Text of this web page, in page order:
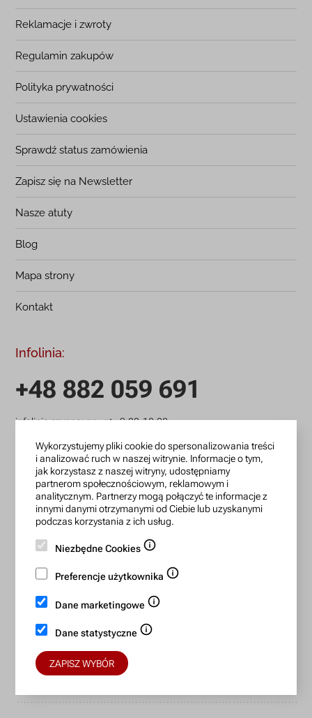
Reklamacje i zwroty
Regulamin zakupów
Polityka prywatności
Ustawienia cookies
Sprawdź status zamówienia
Zapisz się na Newsletter
Nasze atuty
Blog
Mapa strony
Kontakt
Infolinia:
+48 882 059 691
infolinia czynna: pn.-pt.: 9:00-18:00
zamowienia@lanotti.com
Pisząc w sprawie swojego zamówienia podaj w tytule
wiadomości numer, który otrzymałeś w potwierdzeniu.
BIC/SWIFT: BREXPLPWMBK
Bezpieczne płatności:
Wykorzystujemy pliki cookie do spersonalizowania treści
i analizować ruch w naszej witrynie. Informacje o tym,
jak korzystasz z naszej witryny, udostępniamy
partnerom społecznościowym, reklamowym i
analitycznym. Partnerzy mogą połączyć te informacje z
innymi danymi otrzymanymi od Ciebie lub uzyskanymi
podczas korzystania z ich usług.
Niezbędne Cookies
Preferencje użytkownika
Dane marketingowe
Dane statystyczne
ZAPISZ WYBÓR